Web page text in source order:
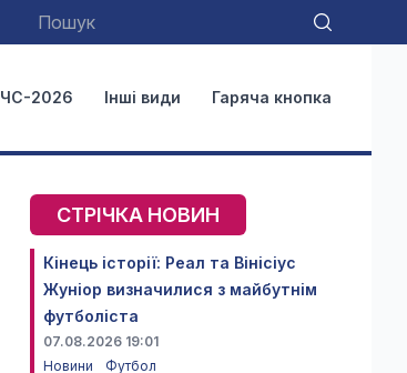
ЧС-2026 Інші види Гаряча кнопка
СТРІЧКА НОВИН
Кінець історії: Реал та Вінісіус
Жуніор визначилися з майбутнім
футболіста
07.08.2026 19:01
Новини
Футбол